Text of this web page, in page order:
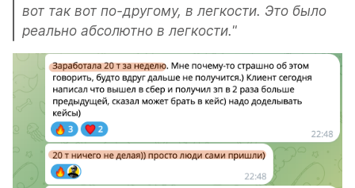
вот так вот по-другому, в легкости. Это было
реально абсолютно в легкости."